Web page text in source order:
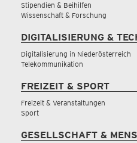
Stipendien & Beihilfen
Wissenschaft & Forschung
DIGITALISIERUNG &
Digitalisierung in Niederösterreich
Telekommunikation
FREIZEIT & SPORT
Freizeit & Veranstaltungen
Sport
GESELLSCHAFT &